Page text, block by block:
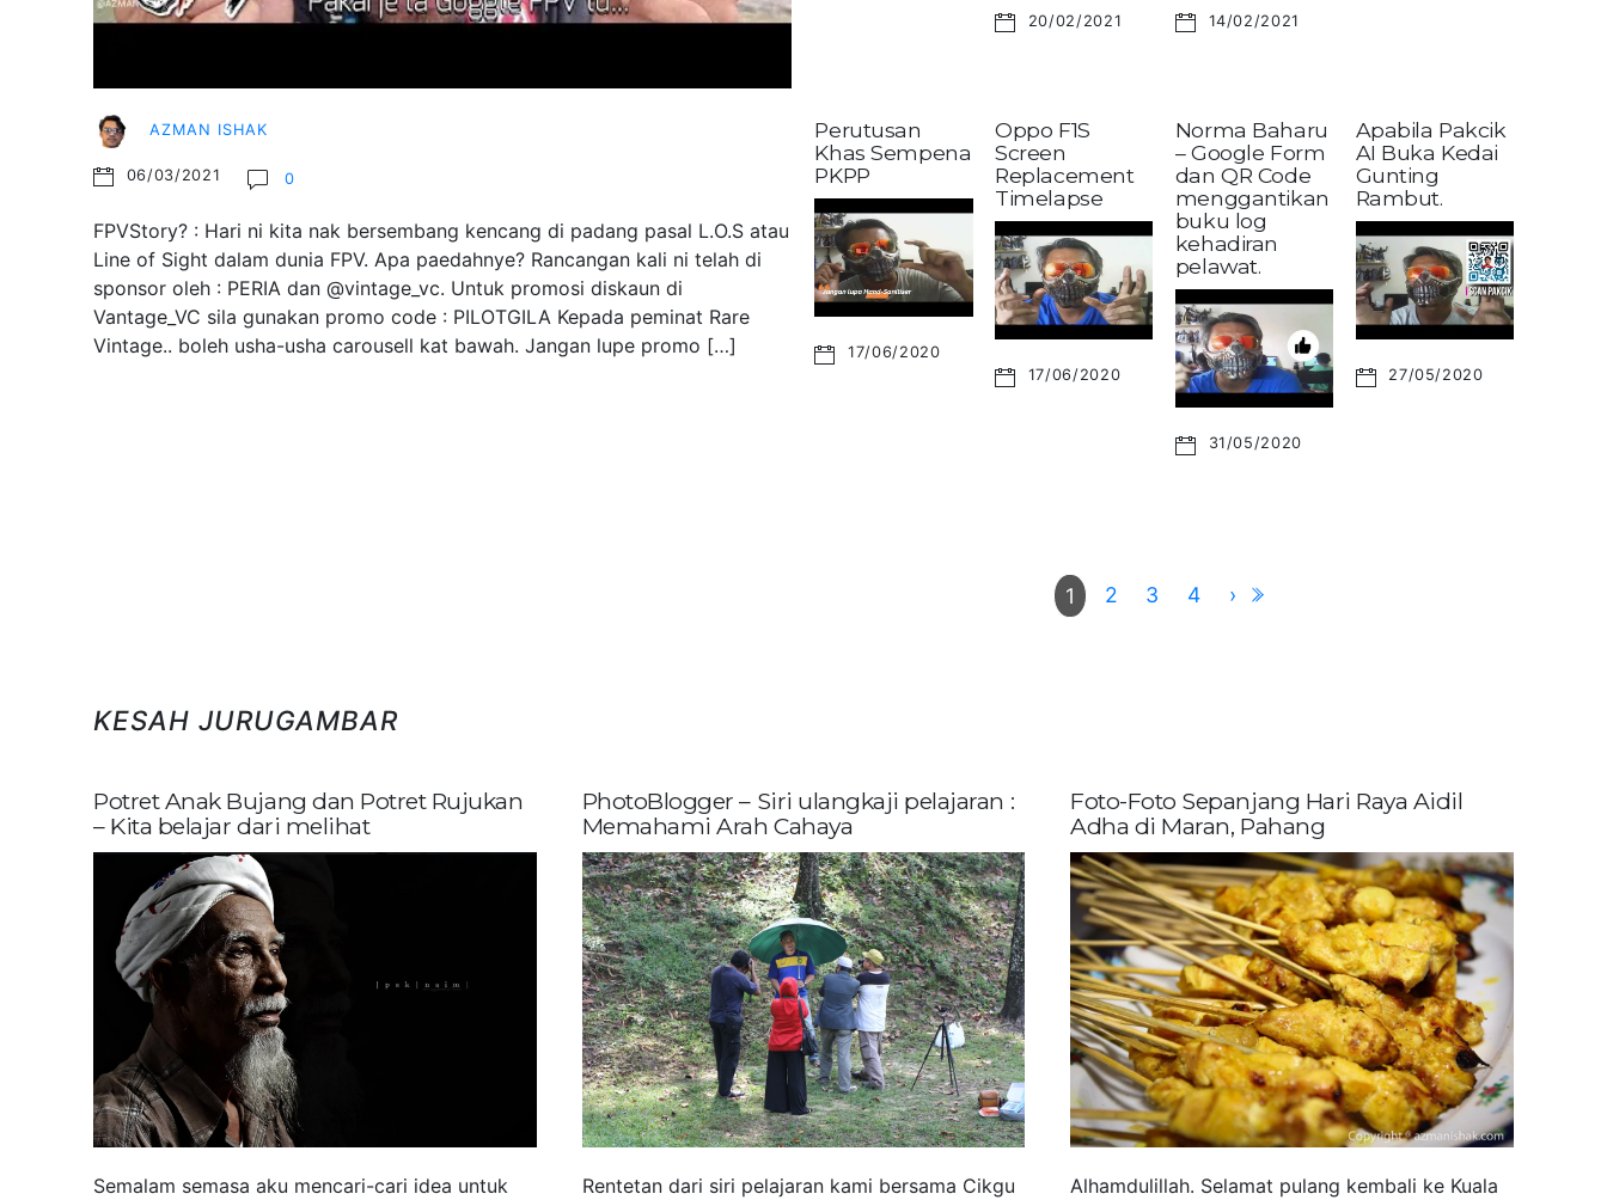
AZMAN ISHAK
06/03/2021 0
FPVStory? : Hari ni kita nak bersembang kencang di padang pasal L.O.S atau
Line of Sight dalam dunia FPV. Apa paedahnye? Rancangan kali ni telah di
sponsor oleh : PERIA dan @vintage_vc. Untuk promosi diskaun di
Vantage_VC sila gunakan promo code : PILOTGILA Kepada peminat Rare
Vintage.. boleh usha-usha carousell kat bawah. Jangan lupe promo […]
20/02/2021 14/02/2021
Perutusan
Khas Sempena
PKPP
17/06/2020
Oppo F1S
Screen
Replacement
Timelapse
17/06/2020
Norma Baharu
– Google Form
dan QR Code
menggantikan
buku log
kehadiran
pelawat.
31/05/2020
Apabila Pakcik
AI Buka Kedai
Gunting
Rambut.
27/05/2020
1 2 3 4 ›
KESAH JURUGAMBAR
Potret Anak Bujang dan Potret Rujukan
– Kita belajar dari melihat
Semalam semasa aku mencari-cari idea untuk
PhotoBlogger – Siri ulangkaji pelajaran :
Memahami Arah Cahaya
Rentetan dari siri pelajaran kami bersama Cikgu
Foto-Foto Sepanjang Hari Raya Aidil
Adha di Maran, Pahang
Alhamdulillah. Selamat pulang kembali ke Kuala